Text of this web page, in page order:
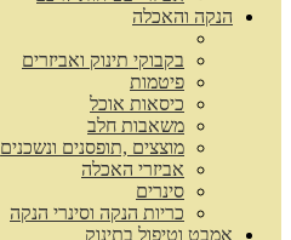
הנקה והאכלה
בקבוקי תינוק ואביזרים
פיטמות
כיסאות אוכל
משאבות חלב
מוצצים ,תופסנים ונשכנים
אביזרי האכלה
סינרים
כריות הנקה וסינרי הנקה
אמבט וטיפול בתינוק